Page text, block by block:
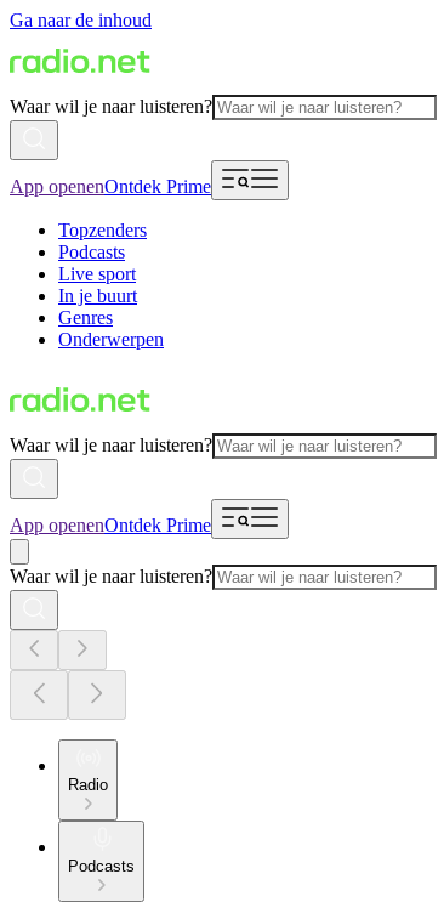
Ga naar de inhoud
Waar wil je naar luisteren?
App openenOntdek Prime
Topzenders
Podcasts
Live sport
In je buurt
Genres
Onderwerpen
Waar wil je naar luisteren?
App openenOntdek Prime
Waar wil je naar luisteren?
Radio
Podcasts